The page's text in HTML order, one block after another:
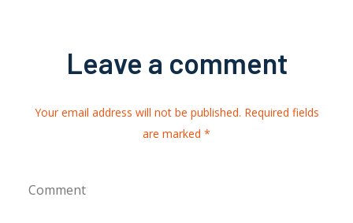
Leave a comment
Your email address will not be published. Required fields
are marked *